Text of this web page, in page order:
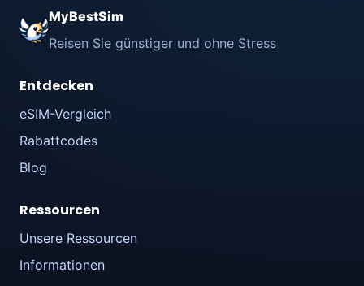
MyBestSim
Reisen Sie günstiger und ohne Stress
Entdecken
eSIM-Vergleich
Rabattcodes
Blog
Ressourcen
Unsere Ressourcen
Informationen